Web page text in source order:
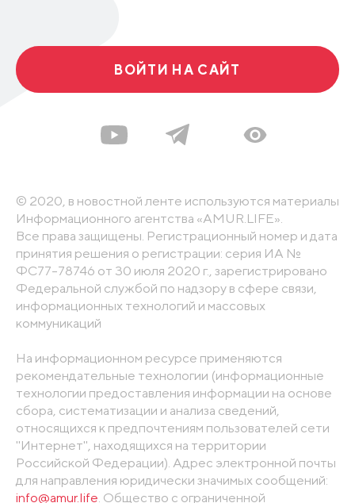
ВОЙТИ НА САЙТ
© 2020, в новостной ленте используются материалы
Информационного агентства «AMUR.LIFE».
Все права защищены. Регистрационный номер и дата
принятия решения о регистрации: серия ИА №
ФС77-78746 от 30 июля 2020 г., зарегистрировано
Федеральной службой по надзору в сфере связи,
информационных технологий и массовых
коммуникаций
На информационном ресурсе применяются
рекомендательные технологии (информационные
технологии предоставления информации на основе
сбора, систематизации и анализа сведений,
относящихся к предпочтениям пользователей сети
"Интернет", находящихся на территории
Российской Федерации). Адрес электронной почты
для направления юридически значимых сообщений:
info@amur.life . Общество с ограниченной